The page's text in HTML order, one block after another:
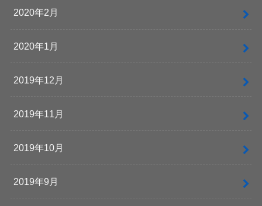
2020年2月
2020年1月
2019年12月
2019年11月
2019年10月
2019年9月